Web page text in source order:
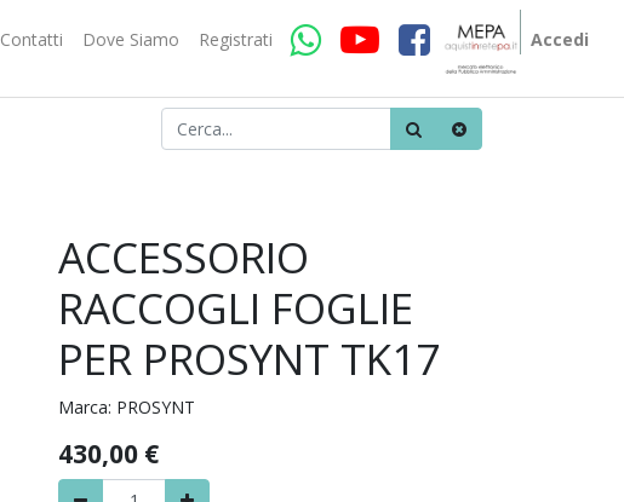
Contatti Dove Siamo Registrati Accedi
ACCESSORIO
RACCOGLI FOGLIE
PER PROSYNT TK17
Marca: PROSYNT
430,00 €